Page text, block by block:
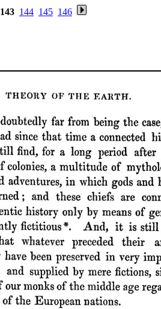
143 144 145 146